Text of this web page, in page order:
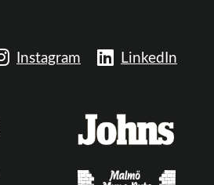
Instagram LinkedIn